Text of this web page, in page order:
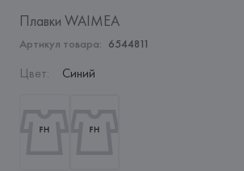
Плавки WAIMEA
Артикул товара: 6544811
Цвет: Синий